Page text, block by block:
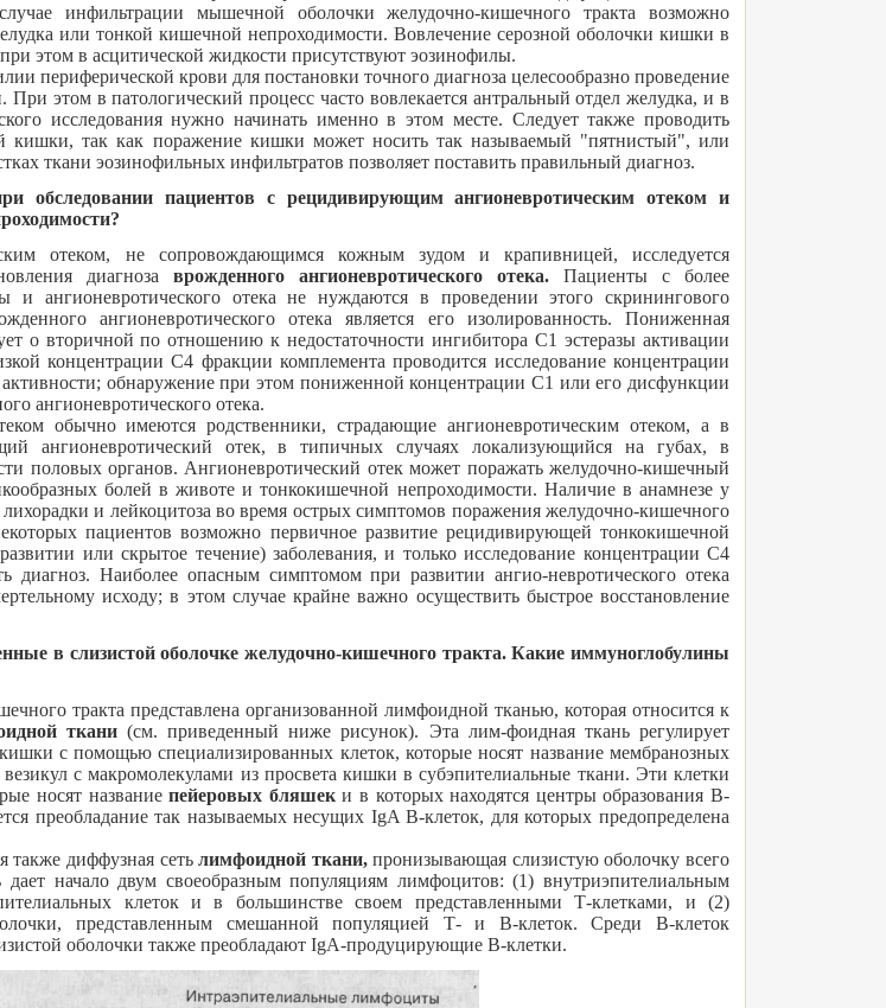
инфильтрации мышечной оболочки желудочно-кишечного тракта возможно
или тонкой кишечной непроходимости. Вовлечение серозной оболочки кишки в
этом в асцитической жидкости присутствуют эозинофилы.
периферической крови для постановки точного диагноза целесообразно проведение
этом в патологический процесс часто вовлекается антральный отдел желудка, и в
исследования нужно начинать именно в этом месте. Следует также проводить
кишки, так как поражение кишки может носить так называемый "пятнистый", или
ткани эозинофильных инфильтратов позволяет поставить правильный диагноз.
обследовании пациентов с рецидивирующим ангионевротическим отеком и
отеком, не сопровождающимся кожным зудом и крапивницей, исследуется
диагноза врожденного ангионевротического отека. Пациенты с более
и ангионевротического отека не нуждаются в проведении этого скринингового
ангионевротического отека является его изолированность. Пониженная
о вторичной по отношению к недостаточности ингибитора С1 эстеразы активации
концентрации С4 фракции комплемента проводится исследование концентрации
обнаружение при этом пониженной концентрации С1 или его дисфункции
ангионевротического отека.
обычно имеются родственники, страдающие ангионевротическим отеком, а в
ангионевротический отек, в типичных случаях локализующийся на губах, в
половых органов. Ангионевротический отек может поражать желудочно-кишечный
болей в животе и тонкокишечной непроходимости. Наличие в анамнезе у
и лейкоцитоза во время острых симптомов поражения желудочно-кишечного
пациентов возможно первичное развитие рецидивирующей тонкокишечной
или скрытое течение) заболевания, и только исследование концентрации С4
диагноз. Наиболее опасным симптомом при развитии ангио-невротического отека
исходу; в этом случае крайне важно осуществить быстрое восстановление
в слизистой оболочке желудочно-кишечного тракта. Какие иммуноглобулины
тракта представлена организованной лимфоидной тканью, которая относится к
ткани (см. приведенный ниже рисунок). Эта лим-фоидная ткань регулирует
с помощью специализированных клеток, которые носят название мембранозных
с макромолекулами из просвета кишки в субэпителиальные ткани. Эти клетки
носят названиепейеровых бляшеки в которых находятся центры образования В-
преобладание так называемых несущих IgA В-клеток, для которых предопределена
также диффузная сетьлимфоидной ткани,пронизывающая слизистую оболочку всего
начало двум своеобразным популяциям лимфоцитов: (1) внутриэпителиальным
клеток и в большинстве своем представленными Т-клетками, и (2)
представленным смешанной популяцией Т- и В-клеток. Среди В-клеток
оболочки также преобладают IgA-продуцирующие В-клетки.